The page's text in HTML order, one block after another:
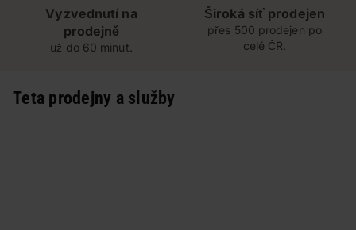
Vyzvednutí na
prodejně
už do 60 minut.
Široká síť prodejen
přes 500 prodejen po
celé ČR.
Teta prodejny a služby